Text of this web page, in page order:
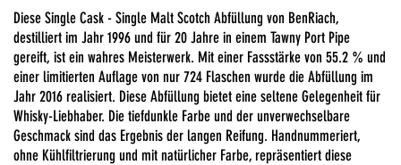
Diese Single Cask - Single Malt Scotch Abfüllung von BenRiach,
destilliert im Jahr 1996 und für 20 Jahre in einem Tawny Port Pipe
gereift, ist ein wahres Meisterwerk. Mit einer Fassstärke von 55.2 % und
einer limitierten Auflage von nur 724 Flaschen wurde die Abfüllung im
Jahr 2016 realisiert. Diese Abfüllung bietet eine seltene Gelegenheit für
Whisky-Liebhaber. Die tiefdunkle Farbe und der unverwechselbare
Geschmack sind das Ergebnis der langen Reifung. Handnummeriert,
ohne Kühlfiltrierung und mit natürlicher Farbe, repräsentiert diese